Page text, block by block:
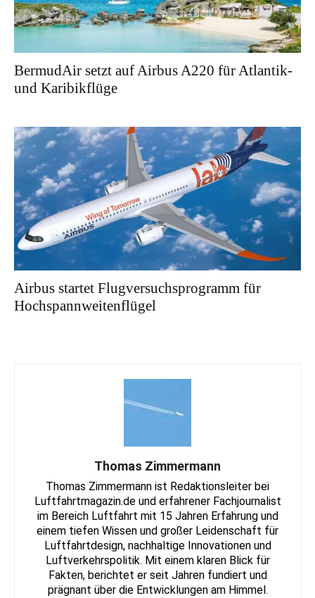
BermudAir setzt auf Airbus A220 für Atlantik-
und Karibikflüge
Airbus startet Flugversuchsprogramm für
Hochspannweitenflügel
Thomas Zimmermann
Thomas Zimmermann ist Redaktionsleiter bei
Luftfahrtmagazin.de und erfahrener Fachjournalist
im Bereich Luftfahrt mit 15 Jahren Erfahrung und
einem tiefen Wissen und großer Leidenschaft für
Luftfahrtdesign, nachhaltige Innovationen und
Luftverkehrspolitik. Mit einem klaren Blick für
Fakten, berichtet er seit Jahren fundiert und
prägnant über die Entwicklungen am Himmel.